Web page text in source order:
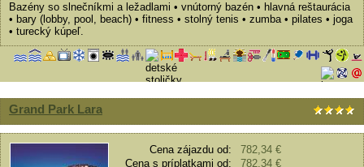
Bazény so slnečníkmi a ležadlami • vnútorný bazén • hlavná reštaurácia
• bary (lobby, pool, beach) • fitness • stolný tenis • zumba • pilates • joga
• turecký kúpeľ.
Grand Park Lara
Cena zájazdu od:
782,34 €
Cena s príplatkami od:
782,34 €